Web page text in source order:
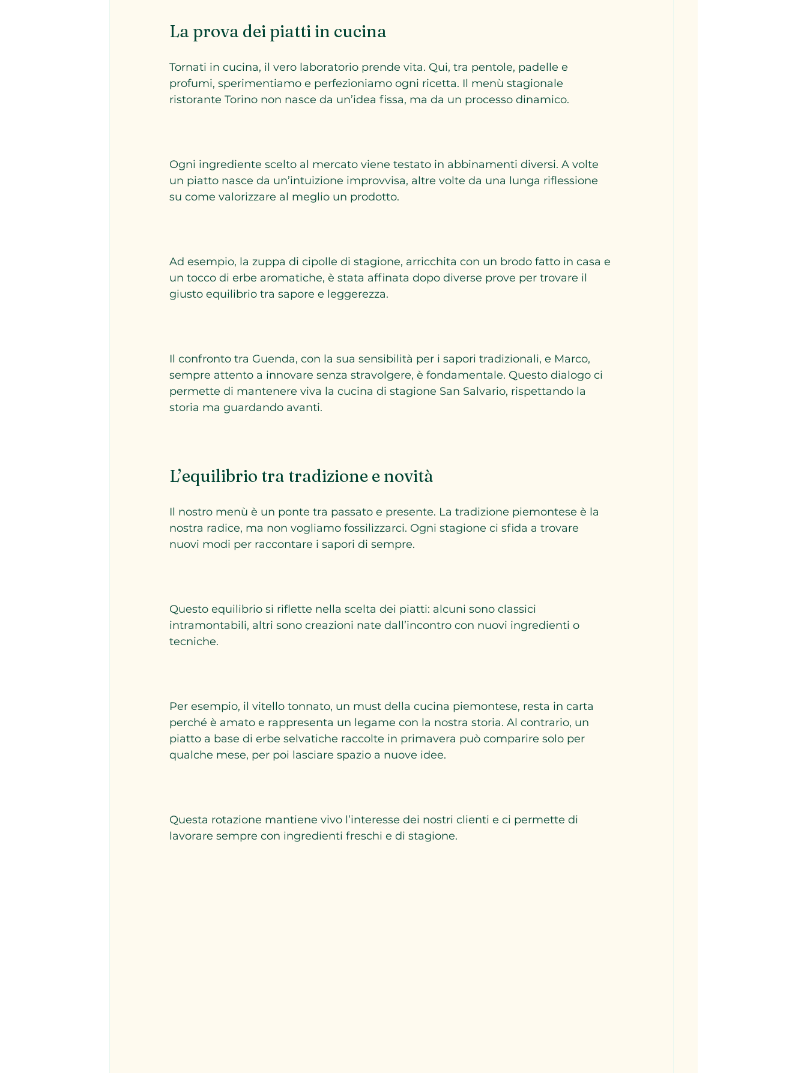
La prova dei piatti in cucina
Tornati in cucina, il vero laboratorio prende vita. Qui, tra pentole, padelle e
profumi, sperimentiamo e perfezioniamo ogni ricetta. Il menù stagionale
ristorante Torino non nasce da un’idea fissa, ma da un processo dinamico.
Ogni ingrediente scelto al mercato viene testato in abbinamenti diversi. A volte
un piatto nasce da un’intuizione improvvisa, altre volte da una lunga riflessione
su come valorizzare al meglio un prodotto.
Ad esempio, la zuppa di cipolle di stagione, arricchita con un brodo fatto in casa e
un tocco di erbe aromatiche, è stata affinata dopo diverse prove per trovare il
giusto equilibrio tra sapore e leggerezza.
Il confronto tra Guenda, con la sua sensibilità per i sapori tradizionali, e Marco,
sempre attento a innovare senza stravolgere, è fondamentale. Questo dialogo ci
permette di mantenere viva la cucina di stagione San Salvario, rispettando la
storia ma guardando avanti.
L’equilibrio tra tradizione e novità
Il nostro menù è un ponte tra passato e presente. La tradizione piemontese è la
nostra radice, ma non vogliamo fossilizzarci. Ogni stagione ci sfida a trovare
nuovi modi per raccontare i sapori di sempre.
Questo equilibrio si riflette nella scelta dei piatti: alcuni sono classici
intramontabili, altri sono creazioni nate dall’incontro con nuovi ingredienti o
tecniche.
Per esempio, il vitello tonnato, un must della cucina piemontese, resta in carta
perché è amato e rappresenta un legame con la nostra storia. Al contrario, un
piatto a base di erbe selvatiche raccolte in primavera può comparire solo per
qualche mese, per poi lasciare spazio a nuove idee.
Questa rotazione mantiene vivo l’interesse dei nostri clienti e ci permette di
lavorare sempre con ingredienti freschi e di stagione.